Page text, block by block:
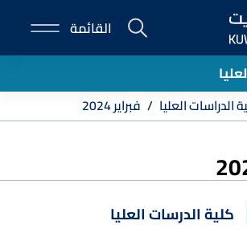
E-
Portal
القائمة
الدراسات العليا فبراير 2024
كلية الدرسات العليا